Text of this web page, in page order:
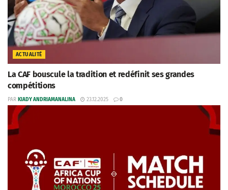
ACTUALITÉ
La CAF bouscule la tradition et redéfinit ses grandes
compétitions
PAR KIADY ANDRIAMANALINA 23.12.2025 0